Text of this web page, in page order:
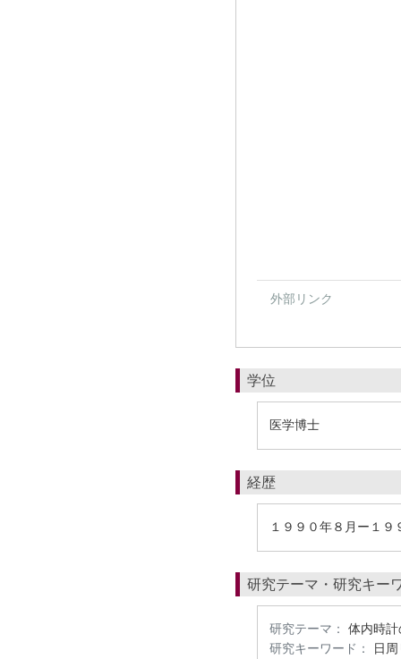
外部リンク
学位
医学博士
経歴
１９９０年８月ー１
研究テーマ・研究キー
研究テーマ：
体内時
研究キーワード：
日